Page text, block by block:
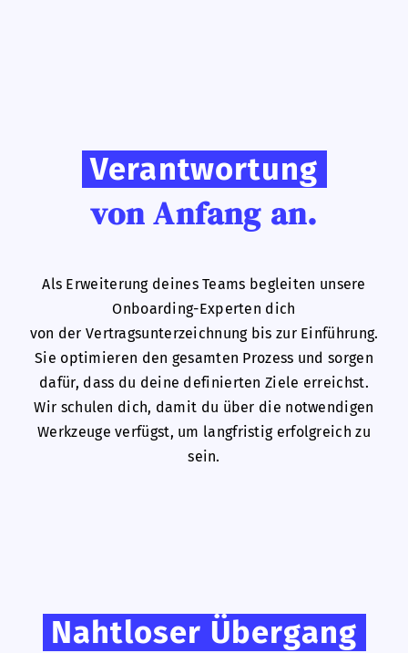
Verantwortung
von Anfang an.
Als Erweiterung deines Teams begleiten unsere
Onboarding-Experten dich
von der Vertragsunterzeichnung bis zur Einführung.
Sie optimieren den gesamten Prozess und sorgen
dafür, dass du deine definierten Ziele erreichst.
Wir schulen dich, damit du über die notwendigen
Werkzeuge verfügst, um langfristig erfolgreich zu
sein.
Nahtloser Übergang